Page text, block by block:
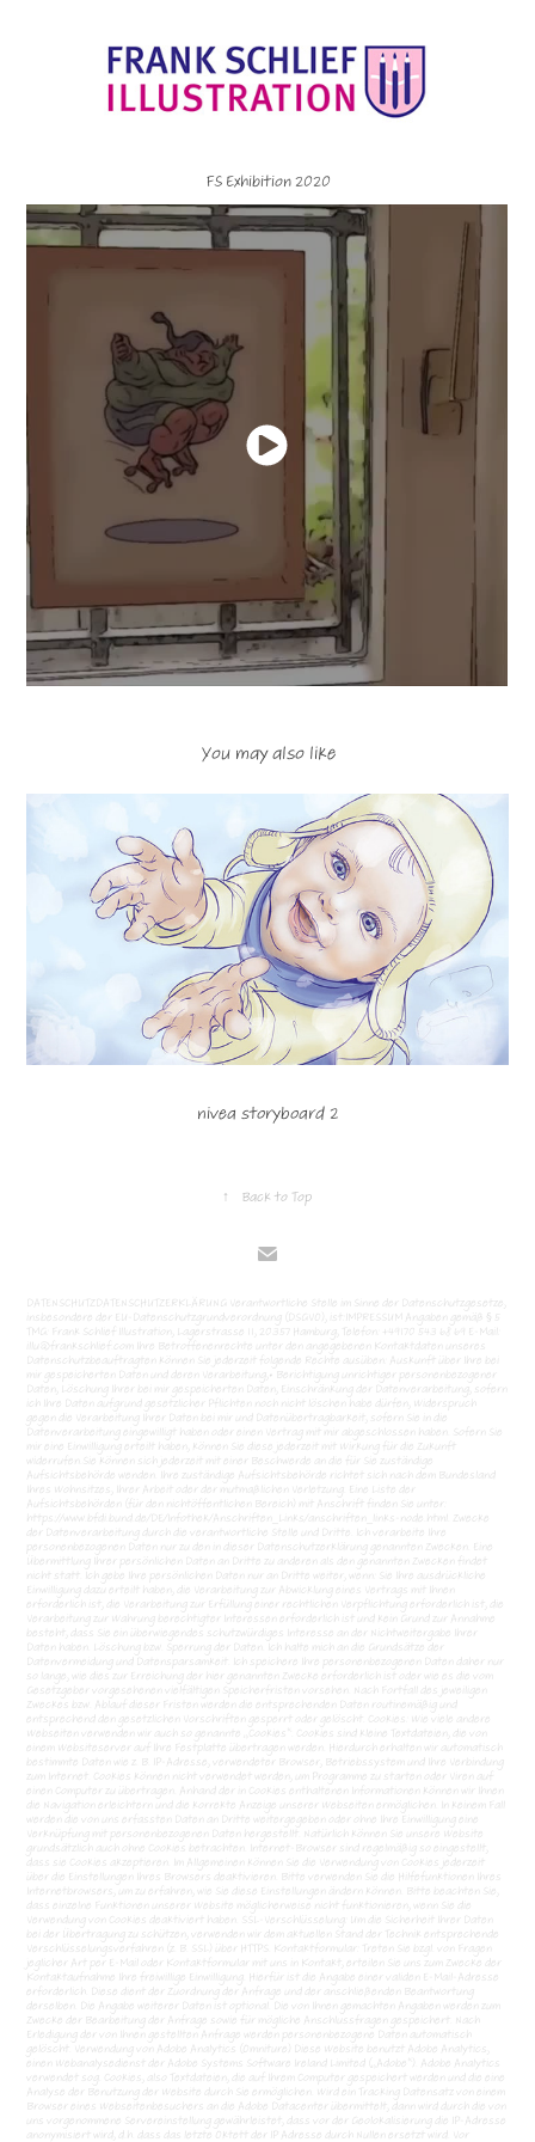
FS Exhibition 2020
You may also like
nivea storyboard 2
↑ Back to Top
DATENSCHUTZDATENSCHUTZERKLÄRUNG Verantwortliche Stelle im Sinne der Datenschutzgesetze,
insbesondere der EU-Datenschutzgrundverordnung (DSGVO), ist:IMPRESSUM Angaben gemäß § 5
TMG: Frank Schlief Illustration, Lagerstrasse 11, 20357 Hamburg, Telefon: +49170 543 68 69 E-Mail:
illu@frankschlief.com Ihre Betroffenenrechte unter den angegebenen Kontaktdaten unseres
Datenschutzbeauftragten können Sie jederzeit folgende Rechte ausüben: Auskunft über Ihre bei
mir gespeicherten Daten und deren Verarbeitung,• Berichtigung unrichtiger personenbezogener
Daten, Löschung Ihrer bei mir gespeicherten Daten, Einschränkung der Datenverarbeitung, sofern
ich Ihre Daten aufgrund gesetzlicher Pflichten noch nicht löschen habe dürfen, Widerspruch
gegen die Verarbeitung Ihrer Daten bei mir und Datenübertragbarkeit, sofern Sie in die
Datenverarbeitung eingewilligt haben oder einen Vertrag mit mir abgeschlossen haben. Sofern Sie
mir eine Einwilligung erteilt haben, können Sie diese jederzeit mit Wirkung für die Zukunft
widerrufen.Sie können sich jederzeit mit einer Beschwerde an die für Sie zuständige
Aufsichtsbehörde wenden. Ihre zuständige Aufsichtsbehörde richtet sich nach dem Bundesland
Ihres Wohnsitzes, Ihrer Arbeit oder der mutmaßlichen Verletzung. Eine Liste der
Aufsichtsbehörden (für den nichtöffentlichen Bereich) mit Anschrift finden Sie unter:
https://www.bfdi.bund.de/DE/Infothek/Anschriften_Links/anschriften_links-node.html. Zwecke
der Datenverarbeitung durch die verantwortliche Stelle und Dritte. Ich verarbeite Ihre
personenbezogenen Daten nur zu den in dieser Datenschutzerklärung genannten Zwecken. Eine
Übermittlung Ihrer persönlichen Daten an Dritte zu anderen als den genannten Zwecken findet
nicht statt. Ich gebe Ihre persönlichen Daten nur an Dritte weiter, wenn: Sie Ihre ausdrückliche
Einwilligung dazu erteilt haben, die Verarbeitung zur Abwicklung eines Vertrags mit Ihnen
erforderlich ist, die Verarbeitung zur Erfüllung einer rechtlichen Verpflichtung erforderlich ist, die
Verarbeitung zur Wahrung berechtigter Interessen erforderlich ist und kein Grund zur Annahme
besteht, dass Sie ein überwiegendes schutzwürdiges Interesse an der Nichtweitergabe Ihrer
Daten haben. Löschung bzw. Sperrung der Daten. Ich halte mich an die Grundsätze der
Datenvermeidung und Datensparsamkeit. Ich speichere Ihre personenbezogenen Daten daher nur
so lange, wie dies zur Erreichung der hier genannten Zwecke erforderlich ist oder wie es die vom
Gesetzgeber vorgesehenen vielfältigen Speicherfristen vorsehen. Nach Fortfall des jeweiligen
Zweckes bzw. Ablauf dieser Fristen werden die entsprechenden Daten routinemäßig und
entsprechend den gesetzlichen Vorschriften gesperrt oder gelöscht. Cookies: Wie viele andere
Webseiten verwenden wir auch so genannte „Cookies“. Cookies sind kleine Textdateien, die von
einem Websiteserver auf Ihre Festplatte übertragen werden. Hierdurch erhalten wir automatisch
bestimmte Daten wie z. B. IP-Adresse, verwendeter Browser, Betriebssystem und Ihre Verbindung
zum Internet. Cookies können nicht verwendet werden, um Programme zu starten oder Viren auf
einen Computer zu übertragen. Anhand der in Cookies enthaltenen Informationen können wir Ihnen
die Navigation erleichtern und die korrekte Anzeige unserer Webseiten ermöglichen. In keinem Fall
werden die von uns erfassten Daten an Dritte weitergegeben oder ohne Ihre Einwilligung eine
Verknüpfung mit personenbezogenen Daten hergestellt. Natürlich können Sie unsere Website
grundsätzlich auch ohne Cookies betrachten. Internet-Browser sind regelmäßig so eingestellt,
dass sie Cookies akzeptieren. Im Allgemeinen können Sie die Verwendung von Cookies jederzeit
über die Einstellungen Ihres Browsers deaktivieren. Bitte verwenden Sie die Hilfefunktionen Ihres
Internetbrowsers, um zu erfahren, wie Sie diese Einstellungen ändern können. Bitte beachten Sie,
dass einzelne Funktionen unserer Website möglicherweise nicht funktionieren, wenn Sie die
Verwendung von Cookies deaktiviert haben. SSL-Verschlüsselung: Um die Sicherheit Ihrer Daten
bei der Übertragung zu schützen, verwenden wir dem aktuellen Stand der Technik entsprechende
Verschlüsselungsverfahren (z. B. SSL) über HTTPS. Kontaktformular: Treten Sie bzgl. von Fragen
jeglicher Art per E-Mail oder Kontaktformular mit uns in Kontakt, erteilen Sie uns zum Zwecke der
Kontaktaufnahme Ihre freiwillige Einwilligung. Hierfür ist die Angabe einer validen E-Mail-Adresse
erforderlich. Diese dient der Zuordnung der Anfrage und der anschließenden Beantwortung
derselben. Die Angabe weiterer Daten ist optional. Die von Ihnen gemachten Angaben werden zum
Zwecke der Bearbeitung der Anfrage sowie für mögliche Anschlussfragen gespeichert. Nach
Erledigung der von Ihnen gestellten Anfrage werden personenbezogene Daten automatisch
gelöscht. Verwendung von Adobe Analytics (Omniture) Diese Website benutzt Adobe Analytics,
einen Webanalysedienst der Adobe Systems Software Ireland Limited („Adobe“). Adobe Analytics
verwendet sog. Cookies, also Textdateien, die auf Ihrem Computer gespeichert werden und die eine
Analyse der Benutzung der Website durch Sie ermöglichen. Wird ein Tracking Datensatz von einem
Browser eines Webseitenbesuchers an die Adobe Datacenter übermittelt, dann wird durch die von
uns vorgenommene Servereinstellung gewährleistet, dass vor der Geolokalisierung die IP-Adresse
anonymisiert wird, d.h. dass das letzte Oktett der IP Adresse durch Nullen ersetzt wird. Vor